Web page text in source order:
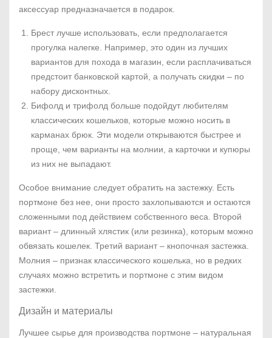
аксессуар предназначается в подарок.
Брест лучше использовать, если предполагается
прогулка налегке. Например, это один из лучших
вариантов для похода в магазин, если расплачиваться
предстоит банковской картой, а получать скидки – по
набору дисконтных.
Бифолд и трифолд больше подойдут любителям
классических кошельков, которые можно носить в
карманах брюк. Эти модели открываются быстрее и
проще, чем варианты на молнии, а карточки и купюры
из них не выпадают.
Особое внимание следует обратить на застежку. Есть
портмоне без нее, они просто захлопываются и остаются
сложенными под действием собственного веса. Второй
вариант – длинный хлястик (или резинка), которым можно
обвязать кошелек. Третий вариант – кнопочная застежка.
Молния – признак классического кошелька, но в редких
случаях можно встретить и портмоне с этим видом
застежки.
Дизайн и материалы
Лучшее сырье для производства портмоне – натуральная